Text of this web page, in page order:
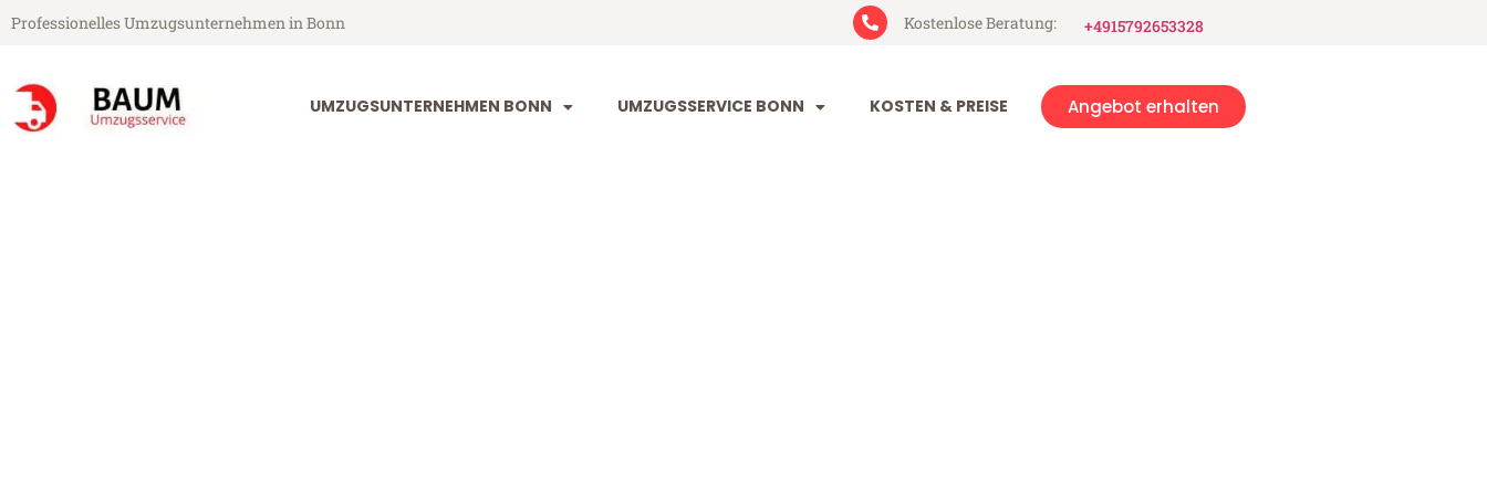
Professionelles Umzugsunternehmen in Bonn Kostenlose Beratung: +4915792653328
UMZUGSUNTERNEHMEN BONN UMZUGSSERVICE BONN KOSTEN & PREISE Angebot erhalten